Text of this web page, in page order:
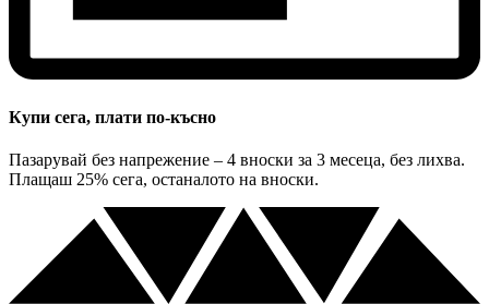
Купи сега, плати по-късно
Пазарувай без напрежение – 4 вноски за 3 месеца, без лихва.
Плащаш 25% сега, останалото на вноски.